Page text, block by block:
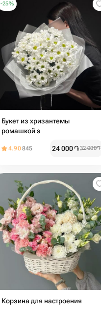
-25%
Букет из хризантемы
ромашкой s
4.90845 24 000֏32 000֏
Корзина для настроения